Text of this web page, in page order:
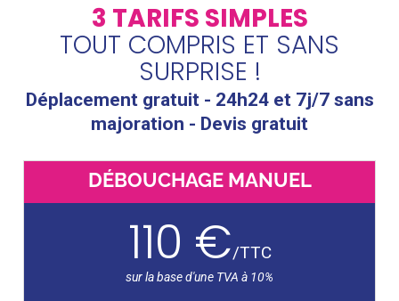
3 TARIFS SIMPLES
TOUT COMPRIS ET SANS
SURPRISE !
Déplacement gratuit - 24h24 et 7j/7 sans
majoration - Devis gratuit
DÉBOUCHAGE MANUEL
110 €/TTC